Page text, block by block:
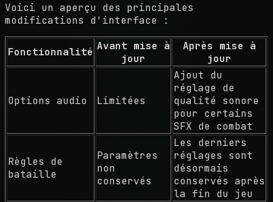
Voici un aperçu des principales
modifications d'interface :
Fonctionnalité Avant mise à
jour
Après mise à
jour
Options audio Limitées
Ajout du
réglage de
qualité sonore
pour certains
SFX de combat
Règles de
bataille
Paramètres
non
conservés
Les derniers
réglages sont
désormais
conservés après
la fin du jeu